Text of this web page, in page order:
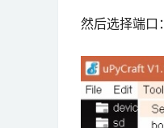
然后选择端口：